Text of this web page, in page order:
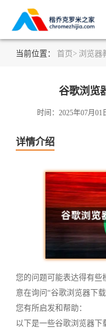
当前位置： 首页> 浏览器
谷歌浏览
时间：2025年07月01
详情介绍
您的问题可能表达得有些
意在询问“谷歌浏览器下
您有所启发和帮助：
以下是一些谷歌浏览器下